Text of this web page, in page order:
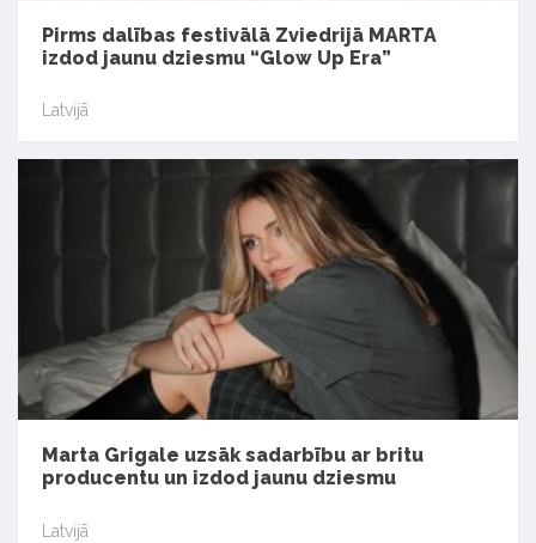
Pirms dalības festivālā Zviedrijā MARTA
izdod jaunu dziesmu “Glow Up Era”
Latvijā
Marta Grigale uzsāk sadarbību ar britu
producentu un izdod jaunu dziesmu
Latvijā